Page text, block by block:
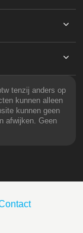
tenzij anders op
kunnen alleen
kunnen geen
afwijken. Geen